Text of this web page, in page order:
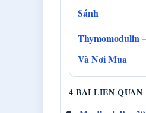
Sánh
Thymomodulin
Và Nơi Mua
4 BAI LIEN QUAN